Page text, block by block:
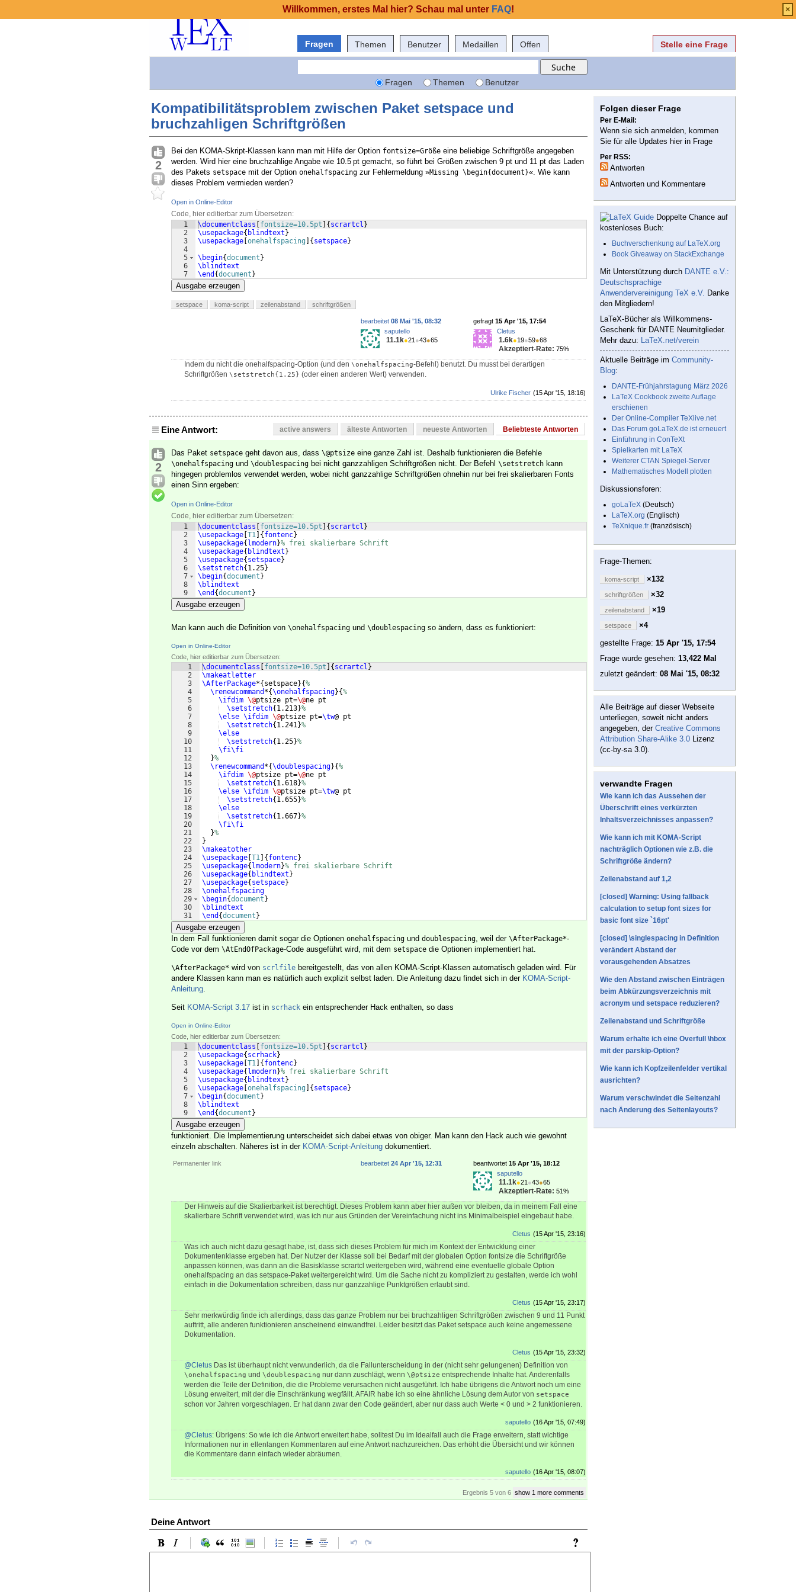
Fragen Themen Benutzer Medaillen Offen Stelle eine Frage
Fragen Themen Benutzer
Kompatibilitätsproblem zwischen Paket setspace und
bruchzahligen Schriftgrößen
2
Bei den KOMA-Skript-Klassen kann man mit Hilfe der Option fontsize=Größe eine beliebige Schriftgröße angegeben
werden. Wird hier eine bruchzahlige Angabe wie 10.5 pt gemacht, so führt bei Größen zwischen 9 pt und 11 pt das Laden
des Pakets setspace mit der Option onehalfspacing zur Fehlermeldung »Missing \begin{document}«. Wie kann
dieses Problem vermieden werden?
Open in Online-Editor
Code, hier editierbar zum Übersetzen:
1
2
3
4
5
6
7
\documentclass fontsize=10.5pt { scrartcl }
\usepackage{ blindtext }
\usepackage onehalfspacing { setspace}
\begin{document }
\blindtext
\end {document }
Ausgabe erzeugen
setspace koma-script zeilenabstand schriftgrößen
gefragt 15 Apr '15, 17:54
Cletus
1.6k●19●59●68
Akzeptiert-Rate: 75%
bearbeitet 08 Mai '15, 08:32
saputello
11.1k●21 ●43●65
Indem du nicht die onehalfspacing-Option (und den \onehalfspacing-Befehl) benutzt. Du musst bei derartigen
Schriftgrößen \setstretch{1.25} (oder einen anderen Wert) verwenden.
(15 Apr '15, 18:16)
Ulrike Fischer
Eine Antwort: active answers älteste Antworten neueste Antworten Beliebteste Antworten
2
Das Paket setspace geht davon aus, dass \@ptsize eine ganze Zahl ist. Deshalb funktionieren die Befehle
\onehalfspacing und \doublespacing bei nicht ganzzahligen Schriftgrößen nicht. Der Befehl \setstretch kann
hingegen problemlos verwendet werden, wobei nicht ganzzahlige Schriftgrößen ohnehin nur bei frei skalierbaren Fonts
einen Sinn ergeben:
Open in Online-Editor
Code, hier editierbar zum Übersetzen:
1
2
3
4
5
6
7
8
9
\documentclass fontsize=10.5pt { scrartcl }
\usepackage T1 { fontenc}
\usepackage{ lmodern}% frei skalierbare Schrift
\usepackage{ blindtext }
\usepackage{ setspace}
\setstretch{ 1.25}
\begin{document }
\blindtext
\end {document }
Ausgabe erzeugen
Man kann auch die Definition von \onehalfspacing und \doublespacing so ändern, dass es funktioniert:
Open in Online-Editor
Code, hier editierbar zum Übersetzen:
1
2
3
4
5
6
7
8
9
10
11
12
13
14
15
16
17
18
19
20
21
22
23
24
25
26
27
28
29
30
31
\documentclass fontsize=10.5pt { scrartcl }
\makeatletter
\AfterPackage*{ setspace}{%
\renewcommand *{\onehalfspacing}{%
\ifdim \@ptsize pt=\@ne pt
\setstretch{ 1.213}%
\else \ifdim \@ptsize pt=\tw@ pt
\setstretch{ 1.241}%
\else
\setstretch{ 1.25}%
\fi\fi
}%
\renewcommand *{\doublespacing}{%
\ifdim \@ptsize pt=\@ne pt
\setstretch{ 1.618}%
\else \ifdim \@ptsize pt=\tw@ pt
\setstretch{ 1.655}%
\else
\setstretch{ 1.667}%
\fi\fi
}%
}
\makeatother
\usepackage T1 { fontenc}
\usepackage{ lmodern}% frei skalierbare Schrift
\usepackage{ blindtext }
\usepackage{ setspace}
\onehalfspacing
\begin{document }
\blindtext
\end {document }
Ausgabe erzeugen
In dem Fall funktionieren damit sogar die Optionen onehalfspacing und doublespacing, weil der \AfterPackage*-
Code vor dem \AtEndOfPackage-Code ausgeführt wird, mit dem setspace die Optionen implementiert hat.
\AfterPackage* wird von scrlfile bereitgestellt, das von allen KOMA-Script-Klassen automatisch geladen wird. Für
andere Klassen kann man es natürlich auch explizit selbst laden. Die Anleitung dazu findet sich in der KOMA-Script-
Anleitung.
Seit KOMA-Script 3.17 ist in scrhack ein entsprechender Hack enthalten, so dass
Open in Online-Editor
Code, hier editierbar zum Übersetzen:
1
2
3
4
5
6
7
8
9
\documentclass fontsize=10.5pt { scrartcl }
\usepackage{ scrhack}
\usepackage T1 { fontenc}
\usepackage{ lmodern}% frei skalierbare Schrift
\usepackage{ blindtext }
\usepackage onehalfspacing { setspace}
\begin{document }
\blindtext
\end {document }
Ausgabe erzeugen
funktioniert. Die Implementierung unterscheidet sich dabei etwas von obiger. Man kann den Hack auch wie gewohnt
einzeln abschalten. Näheres ist in der KOMA-Script-Anleitung dokumentiert.
Permanenter link beantwortet 15 Apr '15, 18:12
saputello
11.1k●21 ●43●65
Akzeptiert-Rate: 51%
bearbeitet 24 Apr '15, 12:31
Der Hinweis auf die Skalierbarkeit ist berechtigt. Dieses Problem kann aber hier außen vor bleiben, da in meinem Fall eine
skalierbare Schrift verwendet wird, was ich nur aus Gründen der Vereinfachung nicht ins Minimalbeispiel eingebaut habe.
(15 Apr '15, 23:16)
Cletus
Was ich auch nicht dazu gesagt habe, ist, dass sich dieses Problem für mich im Kontext der Entwicklung einer
Dokumentenklasse ergeben hat. Der Nutzer der Klasse soll bei Bedarf mit der globalen Option fontsize die Schriftgröße
anpassen können, was dann an die Basisklasse scrartcl weitergeben wird, während eine eventuelle globale Option
onehalfspacing an das setspace-Paket weitergereicht wird. Um die Sache nicht zu kompliziert zu gestalten, werde ich wohl
einfach in die Dokumentation schreiben, dass nur ganzzahlige Punktgrößen erlaubt sind.
(15 Apr '15, 23:17)
Cletus
Sehr merkwürdig finde ich allerdings, dass das ganze Problem nur bei bruchzahligen Schriftgrößen zwischen 9 und 11 Punkt
auftritt, alle anderen funktionieren anscheinend einwandfrei. Leider besitzt das Paket setspace auch keine angemessene
Dokumentation.
(15 Apr '15, 23:32)
Cletus
@Cletus Das ist überhaupt nicht verwunderlich, da die Fallunterscheidung in der (nicht sehr gelungenen) Definition von
\onehalfspacing und \doublespacing nur dann zuschlägt, wenn \@ptsize entsprechende Inhalte hat. Anderenfalls
werden die Teile der Definition, die die Probleme verursachen nicht ausgeführt. Ich habe übrigens die Antwort noch um eine
Lösung erweitert, mit der die Einschränkung wegfällt. AFAIR habe ich so eine ähnliche Lösung dem Autor von setspace
schon vor Jahren vorgeschlagen. Er hat dann zwar den Code geändert, aber nur dass auch Werte < 0 und > 2 funktionieren.
(16 Apr '15, 07:49)
saputello
@Cletus: Übrigens: So wie ich die Antwort erweitert habe, solltest Du im Idealfall auch die Frage erweitern, statt wichtige
Informationen nur in ellenlangen Kommentaren auf eine Antwort nachzureichen. Das erhöht die Übersicht und wir können
die Kommentare dann einfach wieder abräumen.
(16 Apr '15, 08:07)
saputello
Ergebnis 5 von 6 show 1 more comments
Deine Antwort
Folgen dieser Frage
Per E-Mail:
Wenn sie sich anmelden, kommen
Sie für alle Updates hier in Frage
Per RSS:
Antworten
Antworten und Kommentare
Doppelte Chance auf
kostenloses Buch:
Buchverschenkung auf LaTeX.org
Book Giveaway on StackExchange
Mit Unterstützung durch DANTE e.V.:
Deutschsprachige
Anwendervereinigung TeX e.V. Danke
den Mitgliedern!
LaTeX-Bücher als Willkommens-
Geschenk für DANTE Neumitglieder.
Mehr dazu: LaTeX.net/verein
Aktuelle Beiträge im Community-
Blog:
DANTE-Frühjahrstagung März 2026
LaTeX Cookbook zweite Auflage
erschienen
Der Online-Compiler TeXlive.net
Das Forum goLaTeX.de ist erneuert
Einführung in ConTeXt
Spielkarten mit LaTeX
Weiterer CTAN Spiegel-Server
Mathematisches Modell plotten
Diskussionsforen:
goLaTeX (Deutsch)
LaTeX.org (Englisch)
TeXnique.fr (französisch)
Frage-Themen:
koma-script ×132
schriftgrößen ×32
zeilenabstand ×19
setspace
×4
gestellte Frage: 15 Apr '15, 17:54
Frage wurde gesehen: 13,422 Mal
zuletzt geändert: 08 Mai '15, 08:32
Alle Beiträge auf dieser Webseite
unterliegen, soweit nicht anders
angegeben, der Creative Commons
Attribution Share-Alike 3.0 Lizenz
(cc-by-sa 3.0).
verwandte Fragen
Wie kann ich das Aussehen der
Überschrift eines verkürzten
Inhaltsverzeichnisses anpassen?
Wie kann ich mit KOMA-Script
nachträglich Optionen wie z.B. die
Schriftgröße ändern?
Zeilenabstand auf 1,2
[closed] Warning: Using fallback
calculation to setup font sizes for
basic font size `16pt'
[closed] \singlespacing in Definition
verändert Abstand der
vorausgehenden Absatzes
Wie den Abstand zwischen Einträgen
beim Abkürzungsverzeichnis mit
acronym und setspace reduzieren?
Zeilenabstand und Schriftgröße
Warum erhalte ich eine Overfull \hbox
mit der parskip-Option?
Wie kann ich Kopfzeilenfelder vertikal
ausrichten?
Warum verschwindet die Seitenzahl
nach Änderung des Seitenlayouts?
Willkommen, erstes Mal hier? Schau mal unter FAQ! ×